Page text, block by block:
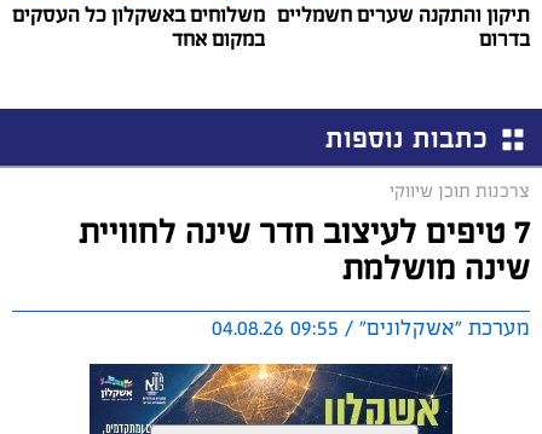
תיקון והתקנה שערים חשמליים
בדרום
משלוחים באשקלון כל העסקים
במקום אחד
כתבות נוספות
צרכנות תוכן שיווקי
7 טיפים לעיצוב חדר שינה לחוויית
שינה מושלמת
מערכת "אשקלונים" / 09:55 04.08.26